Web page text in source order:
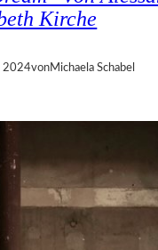
Kirche
2024vonMichaela Schabel